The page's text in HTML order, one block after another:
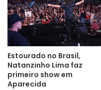
Estourado no Brasil,
Natanzinho Lima faz
primeiro show em
Aparecida